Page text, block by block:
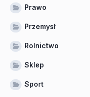
Prawo
Przemysł
Rolnictwo
Sklep
Sport